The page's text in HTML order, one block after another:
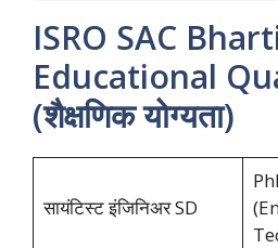
ISRO SAC
Educational
(शैक्षणिक योग्यता)
सायंटिस्ट इंजिनिअर SD